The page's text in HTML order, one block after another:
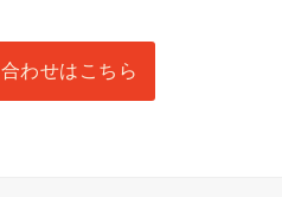
わせはこちら